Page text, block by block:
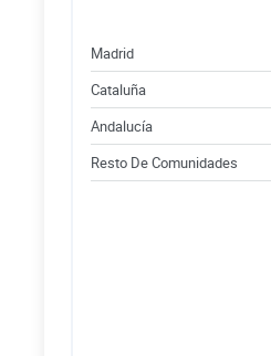
Madrid
Cataluña
Andalucía
Resto De Comunidades